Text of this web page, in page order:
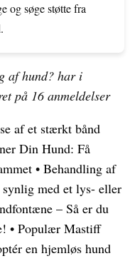
og søge støtte fra
af hund? har i
på 16anmeldelser
af et stærkt bånd
Din Hund: Få
• Behandling af
med et lys- eller
– Så er du
• Populær Mastiff
en hjemløs hund